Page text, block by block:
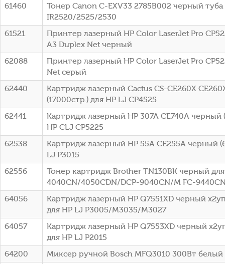
61460
Тонер Canon C-EXV33 2785B002 черный
IR2520/2525/2530
61521
Принтер лазерный HP Color LaserJet Pro
A3 Duplex Net черный
62088
Принтер лазерный HP Color LaserJet Pro
Net серый
62440
Картридж лазерный Cactus CS-CE260X
(17000стр.) для HP LJ CP4525
62441
Картридж лазерный HP 307A CE740A черный
HP CLJ CP5225
62538
Картридж лазерный HP 55A CE255A черный
LJ P3015
62556
Тонер картридж Brother TN130BK черный
4040CN/4050CDN/DCP-9040CN/M FC-
64056
Картридж лазерный HP Q7551XD черный
для HP LJ P3005/M3035/M3027
64057
Картридж лазерный HP Q7553XD черный
для HP LJ P2015
64200
Миксер ручной Bosch MFQ3010 300Вт белый